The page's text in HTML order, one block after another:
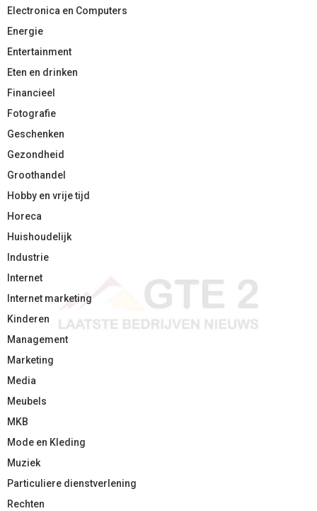
Electronica en Computers
Energie
Entertainment
Eten en drinken
Financieel
Fotografie
Geschenken
Gezondheid
Groothandel
Hobby en vrije tijd
Horeca
Huishoudelijk
Industrie
Internet
Internet marketing
Kinderen
Management
Marketing
Media
Meubels
MKB
Mode en Kleding
Muziek
Particuliere dienstverlening
Rechten